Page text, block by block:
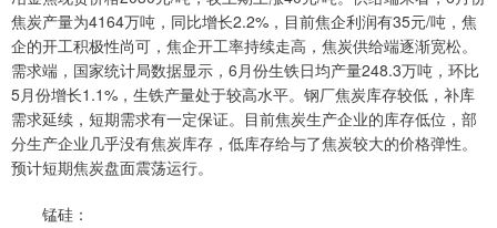
焦炭产量为4164万吨，同比增长2.2%，目前焦企利润有35元/吨，焦
企的开工积极性尚可，焦企开工率持续走高，焦炭供给端逐渐宽松。
需求端，国家统计局数据显示，6月份生铁日均产量248.3万吨，环比
5月份增长1.1%，生铁产量处于较高水平。钢厂焦炭库存较低，补库
需求延续，短期需求有一定保证。目前焦炭生产企业的库存低位，部
分生产企业几乎没有焦炭库存，低库存给与了焦炭较大的价格弹性。
预计短期焦炭盘面震荡运行。
锰硅：